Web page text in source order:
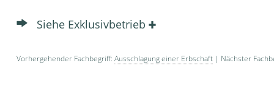
Siehe Exklusivbetrieb
Vorhergehender Fachbegriff: Ausschlagung einer Erbschaft | Nächster